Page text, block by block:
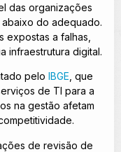
das organizações
do adequado.
expostas a falhas,
infraestrutura digital.
pelo IBGE , que
de TI para a
na gestão afetam
de revisão de